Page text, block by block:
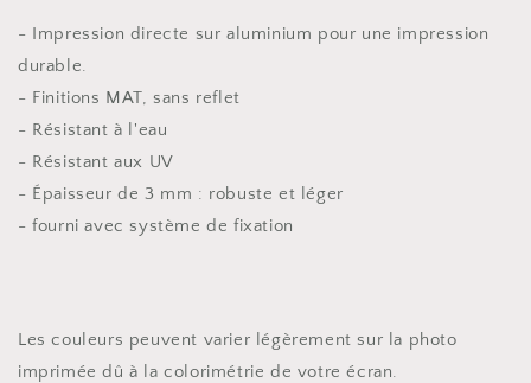
- Impression directe sur aluminium pour une impression
durable.
- Finitions MAT, sans reflet
- Résistant à l'eau
- Résistant aux UV
- Épaisseur de 3 mm : robuste et léger
- fourni avec système de fixation
Les couleurs peuvent varier légèrement sur la photo
imprimée dû à la colorimétrie de votre écran.